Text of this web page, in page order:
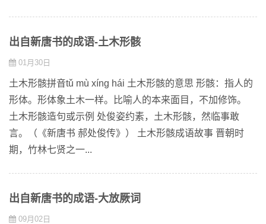
出自新唐书的成语-土木形骸
01月30日
土木形骸拼音tǔ mù xíng hái 土木形骸的意思 形骸：指人的
形体。形体象土木一样。比喻人的本来面目，不加修饰。
土木形骸造句或示例 处俊姿约素，土木形骸，然临事敢
言。（《新唐书 郝处俊传》） 土木形骸成语故事 晋朝时
期，竹林七贤之一...
出自新唐书的成语-大放厥词
09月02日